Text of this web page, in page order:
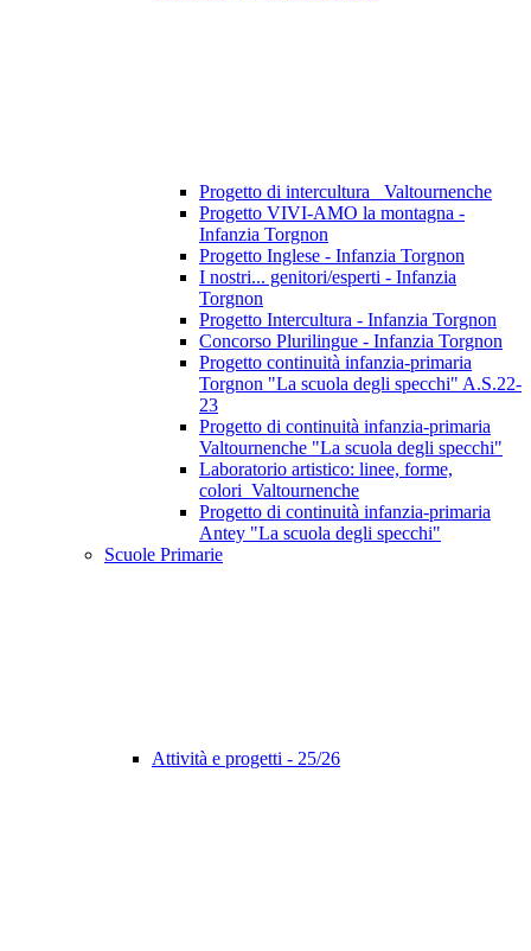
Progetto di intercultura_ Valtournenche
Progetto VIVI-AMO la montagna -
Infanzia Torgnon
Progetto Inglese - Infanzia Torgnon
I nostri... genitori/esperti - Infanzia
Torgnon
Progetto Intercultura - Infanzia Torgnon
Concorso Plurilingue - Infanzia Torgnon
Progetto continuità infanzia-primaria
Torgnon "La scuola degli specchi" A.S.22-
23
Progetto di continuità infanzia-primaria
Valtournenche "La scuola degli specchi"
Laboratorio artistico: linee, forme,
colori_Valtournenche
Progetto di continuità infanzia-primaria
Antey "La scuola degli specchi"
Scuole Primarie
Attività e progetti - 25/26